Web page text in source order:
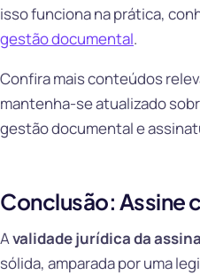
isso funciona na prática,
gestão documental.
Confira mais conteúdos
mantenha-se atualizado
gestão documental e
Conclusão: Assine
Avalidade jurídica da
sólida, amparada por uma